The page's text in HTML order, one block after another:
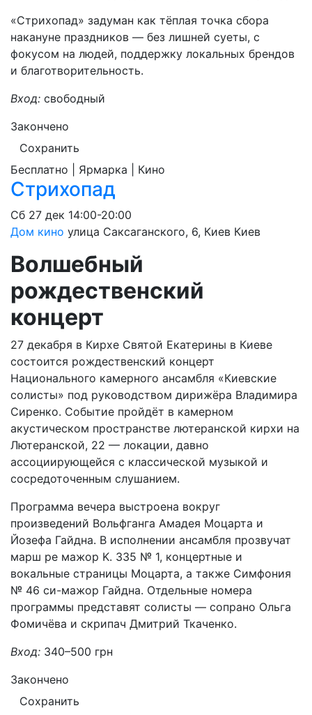
«Стрихопад» задуман как тёплая точка сбора
накануне праздников — без лишней суеты, с
фокусом на людей, поддержку локальных брендов
и благотворительность.
Вход: свободный
Закончено
Сохранить
Бесплатно | Ярмарка | Кино
Стрихопад
Сб 27 дек 14:00-20:00
Дом кино улица Саксаганского, 6, Киев Киев
Волшебный
рождественский
концерт
27 декабря в Кирхе Святой Екатерины в Киеве
состоится рождественский концерт
Национального камерного ансамбля «Киевские
солисты» под руководством дирижёра Владимира
Сиренко. Событие пройдёт в камерном
акустическом пространстве лютеранской кирхи на
Лютеранской, 22 — локации, давно
ассоциирующейся с классической музыкой и
сосредоточенным слушанием.
Программа вечера выстроена вокруг
произведений Вольфганга Амадея Моцарта и
Йозефа Гайдна. В исполнении ансамбля прозвучат
марш ре мажор K. 335 № 1, концертные и
вокальные страницы Моцарта, а также Симфония
№ 46 си-мажор Гайдна. Отдельные номера
программы представят солисты — сопрано Ольга
Фомичёва и скрипач Дмитрий Ткаченко.
Вход: 340–500 грн
Закончено
Сохранить